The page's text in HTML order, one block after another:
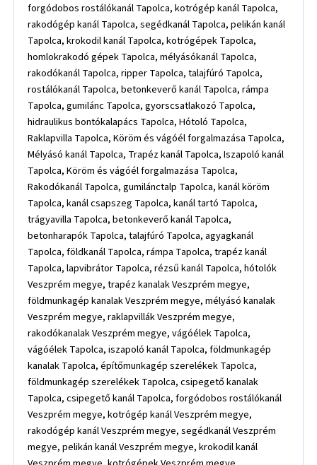
forgódobos rostálókanál Tapolca, kotrógép kanál Tapolca,
rakodógép kanál Tapolca, segédkanál Tapolca, pelikán kanál
Tapolca, krokodil kanál Tapolca, kotrógépek Tapolca,
homlokrakodó gépek Tapolca, mélyásókanál Tapolca,
rakodókanál Tapolca, ripper Tapolca, talajfúró Tapolca,
rostálókanál Tapolca, betonkeverő kanál Tapolca, rámpa
Tapolca, gumilánc Tapolca, gyorscsatlakozó Tapolca,
hidraulikus bontókalapács Tapolca, Hótoló Tapolca,
Raklapvilla Tapolca, Köröm és vágóél forgalmazása Tapolca,
Mélyásó kanál Tapolca, Trapéz kanál Tapolca, Iszapoló kanál
Tapolca, Köröm és vágóél forgalmazása Tapolca,
Rakodókanál Tapolca, gumilánctalp Tapolca, kanál köröm
Tapolca, kanál csapszeg Tapolca, kanál tartó Tapolca,
trágyavilla Tapolca, betonkeverő kanál Tapolca,
betonharapók Tapolca, talajfúró Tapolca, agyagkanál
Tapolca, földkanál Tapolca, rámpa Tapolca, trapéz kanál
Tapolca, lapvibrátor Tapolca, rézsű kanál Tapolca, hótolók
Veszprém megye, trapéz kanalak Veszprém megye,
földmunkagép kanalak Veszprém megye, mélyásó kanalak
Veszprém megye, raklapvillák Veszprém megye,
rakodókanalak Veszprém megye, vágóélek Tapolca,
vágóélek Tapolca, iszapoló kanál Tapolca, földmunkagép
kanalak Tapolca, építőmunkagép szerelékek Tapolca,
földmunkagép szerelékek Tapolca, csipegető kanalak
Tapolca, csipegető kanál Tapolca, forgódobos rostálókanál
Veszprém megye, kotrógép kanál Veszprém megye,
rakodógép kanál Veszprém megye, segédkanál Veszprém
megye, pelikán kanál Veszprém megye, krokodil kanál